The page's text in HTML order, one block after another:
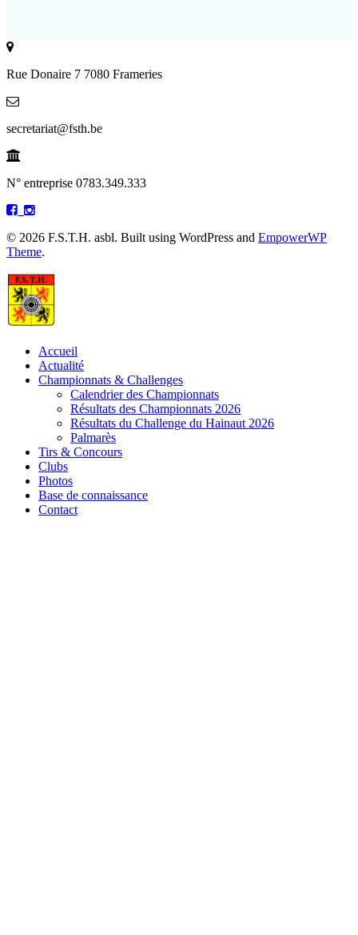
Rue Donaire 7 7080 Frameries
secretariat@fsth.be
N° entreprise 0783.349.333
© 2026 F.S.T.H. asbl. Built using WordPress and EmpowerWP
Theme.
Accueil
Actualité
Championnats & Challenges
Calendrier des Championnats
Résultats des Championnats 2026
Résultats du Challenge du Hainaut 2026
Palmarès
Tirs & Concours
Clubs
Photos
Base de connaissance
Contact